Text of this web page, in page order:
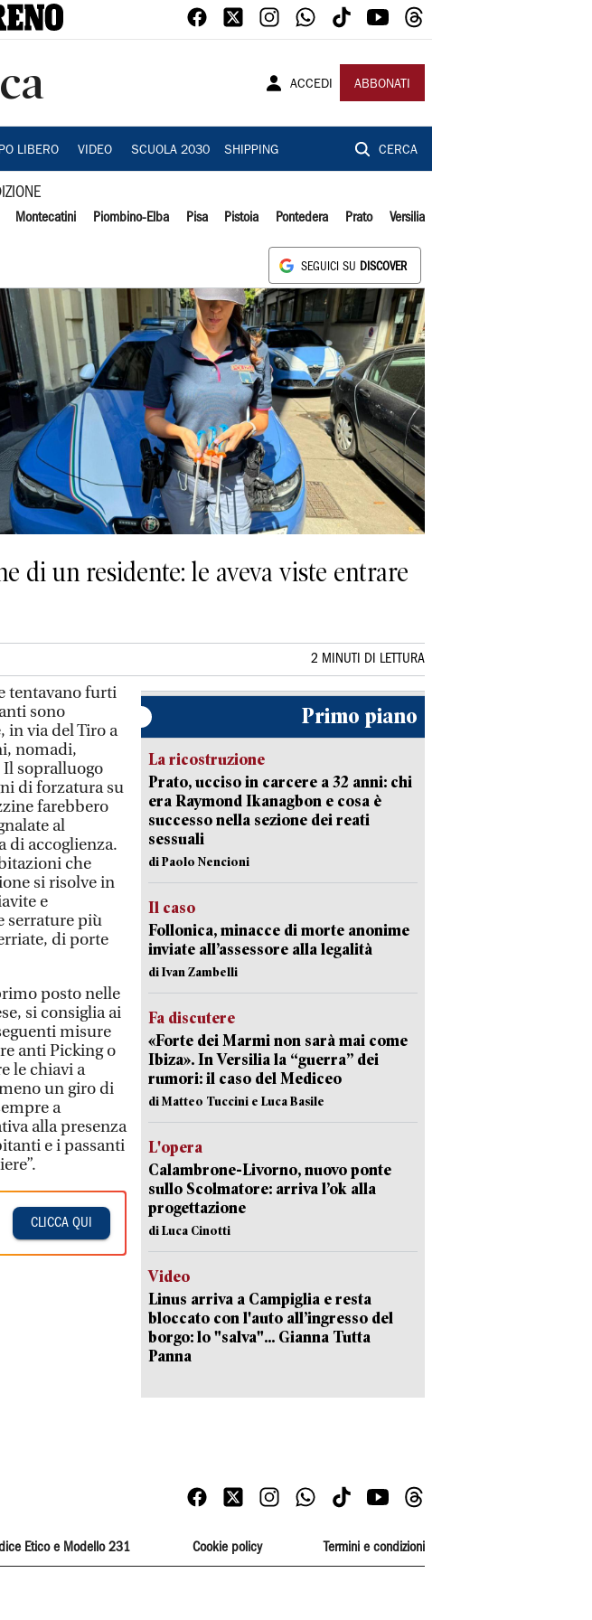
ACCEDI ABBONATI
LIBERO VIDEO SCUOLA 2030 SHIPPING CERCA
Montecatini Piombino-Elba Pisa Pistoia Pontedera Prato Versilia
SEGUICI SU DISCOVER
di un residente: le aveva viste entrare
2 MINUTI DI LETTURA
tentavano furti
sono
in via del Tiro a
nomadi,
Il sopralluogo
di forzatura su
farebbero
al
di accoglienza.
che
si risolve in
e
serrature più
di porte
posto nelle
si consiglia ai
misure
anti Picking o
le chiavi a
un giro di
a
alla presenza
e i passanti
CLICCA QUI
Primo piano
La ricostruzione
Prato, ucciso in carcere a 32 anni: chi
era Raymond Ikanagbon e cosa è
successo nella sezione dei reati
sessuali
di Paolo Nencioni
Il caso
Follonica, minacce di morte anonime
inviate all’assessore alla legalità
di Ivan Zambelli
Fa discutere
«Forte dei Marmi non sarà mai come
Ibiza». In Versilia la “guerra” dei
rumori: il caso del Mediceo
di Matteo Tuccini e Luca Basile
L'opera
Calambrone-Livorno, nuovo ponte
sullo Scolmatore: arriva l’ok alla
progettazione
di Luca Cinotti
Video
Linus arriva a Campiglia e resta
bloccato con l'auto all’ingresso del
borgo: lo "salva"... Gianna Tutta
Panna
Etico e Modello 231 Cookie policy Termini e condizioni